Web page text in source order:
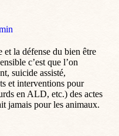
et la défense du bien être
c’est que l’on
suicide assisté,
et interventions pour
en ALD, etc.) des actes
jamais pour les animaux.